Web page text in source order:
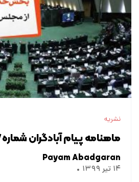
نشریه
ماهنامه پیام آبادگران شماره ۳۸۷
Payam Abadgaran
۱۴ تیر ۱۳۹۹